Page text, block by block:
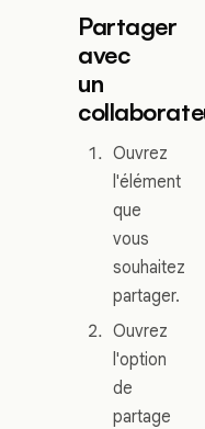
Partager
avec
un
Ouvrez
l'élément
que
vous
souhaitez
partager.
Ouvrez
l'option
de
partage